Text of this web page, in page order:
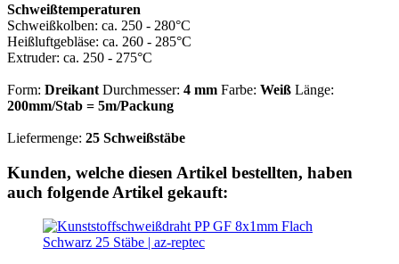
Schweißtemperaturen
Schweißkolben: ca. 250 - 280°C
Heißluftgebläse: ca. 260 - 285°C
Extruder: ca. 250 - 275°C
Form: Dreikant Durchmesser: 4 mm Farbe: Weiß Länge:
200mm/Stab = 5m/Packung
Liefermenge: 25 Schweißstäbe
Kunden, welche diesen Artikel bestellten, haben
auch folgende Artikel gekauft: